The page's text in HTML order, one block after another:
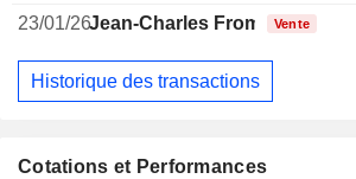
Cotations et Performances
23/01/26Jean-Charles Fromage
Vente
Historique des transactions